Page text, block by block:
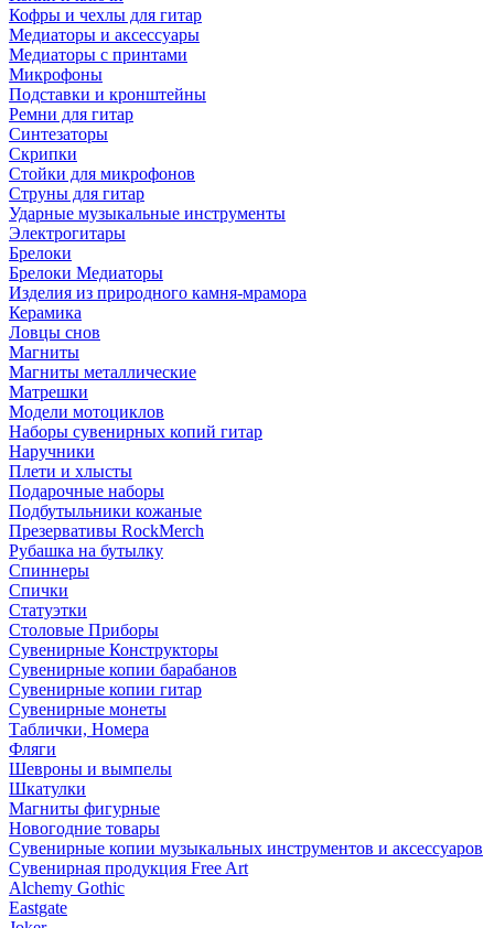
Кофры и чехлы для гитар
Медиаторы и аксессуары
Медиаторы с принтами
Микрофоны
Подставки и кронштейны
Ремни для гитар
Синтезаторы
Скрипки
Стойки для микрофонов
Струны для гитар
Ударные музыкальные инструменты
Электрогитары
Брелоки
Брелоки Медиаторы
Изделия из природного камня-мрамора
Керамика
Ловцы снов
Магниты
Магниты металлические
Матрешки
Модели мотоциклов
Наборы сувенирных копий гитар
Наручники
Плети и хлысты
Подарочные наборы
Подбутыльники кожаные
Презервативы RockMerch
Рубашка на бутылку
Спиннеры
Спички
Статуэтки
Столовые Приборы
Сувенирные Конструкторы
Сувенирные копии барабанов
Сувенирные копии гитар
Сувенирные монеты
Таблички, Номера
Фляги
Шевроны и вымпелы
Шкатулки
Магниты фигурные
Новогодние товары
Сувенирные копии музыкальных инструментов и аксессуаров
Сувенирная продукция Free Art
Alchemy Gothic
Eastgate